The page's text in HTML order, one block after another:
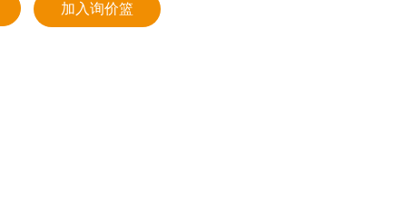
加入询价篮